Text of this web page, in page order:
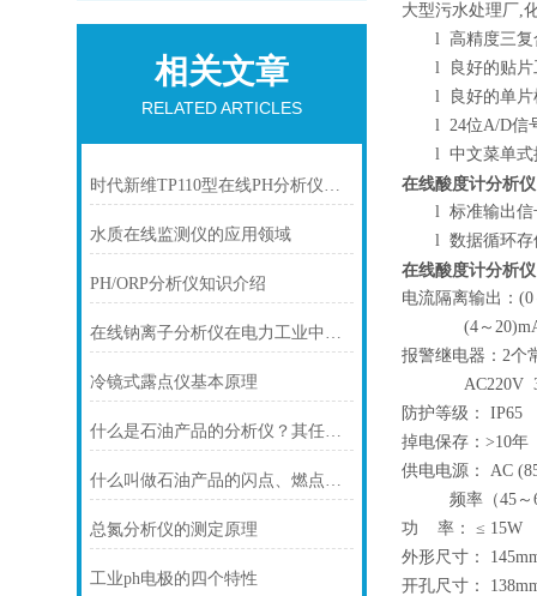
相关文章
RELATED ARTICLES
时代新维TP110型在线PH分析仪的工作原理
水质在线监测仪的应用领域
PH/ORP分析仪知识介绍
在线钠离子分析仪在电力工业中的锅炉水处理与管道保护
冷镜式露点仪基本原理
什么是石油产品的分析仪？其任务是什么？
什么叫做石油产品的闪点、燃点和自燃点
总氮分析仪的测定原理
工业ph电极的四个特性
大型污水处理厂,
l 高精度三
l
良好的贴
l
良好的单
l 24位A/D信
l 中文菜单
在线酸度计分析仪
l 标准输出
l 数据循环
在线酸度计分析仪
电流隔离输出：
(4～20)mA
报警继电器：2个
AC220V 3A
防护等级：
掉电保存：>10年
供电电源： AC
频率（45～
功 率： ≤ 15W
外形尺寸：
开孔尺寸：